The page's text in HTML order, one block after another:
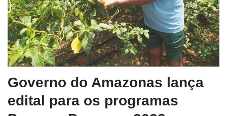
Governo do Amazonas lança
edital para os programas